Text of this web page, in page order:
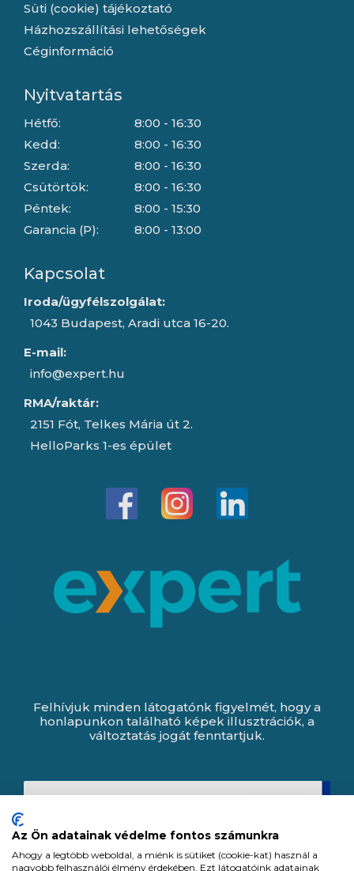
Süti (cookie) tájékoztató
Házhozszállítási lehetőségek
Céginformáció
Nyitvatartás
Hétfő:
Kedd:
Szerda:
Csütörtök:
Péntek:
Garancia (P):
8:00 - 16:30
8:00 - 16:30
8:00 - 16:30
8:00 - 16:30
8:00 - 15:30
8:00 - 13:00
Kapcsolat
Iroda/ügyfélszolgálat:
1043 Budapest, Aradi utca 16-20.
E-mail:
info@expert.hu
RMA/raktár:
2151 Fót, Telkes Mária út 2.
HelloParks 1-es épület
Felhívjuk minden látogatónk figyelmét, hogy a
honlapunkon található képek illusztrációk, a
változtatás jogát fenntartjuk.
Az Ön adatainak védelme fontos számunkra
Ahogy a legtöbb weboldal, a miénk is sütiket (cookie-kat) használ a
nagyobb felhasználói élmény érdekében. Ezt látogatóink adatainak